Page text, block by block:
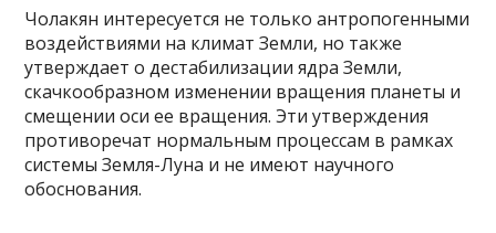
Чолакян интересуется не только антропогенными
воздействиями на климат Земли, но также
утверждает о дестабилизации ядра Земли,
скачкообразном изменении вращения планеты и
смещении оси ее вращения. Эти утверждения
противоречат нормальным процессам в рамках
системы Земля-Луна и не имеют научного
обоснования.